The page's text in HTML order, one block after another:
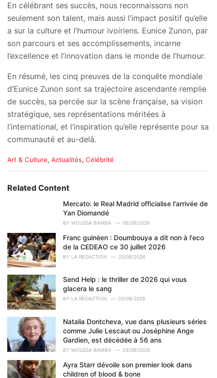
En célébrant ses succès, nous reconnaissons non
seulement son talent, mais aussi l’impact positif qu’elle
a sur la culture et l’humour ivoiriens. Eunice Zunon, par
son parcours et ses accomplissements, incarne
l’excellence et l’innovation dans le monde de l’humour.
En résumé, les cinq preuves de la conquête mondiale
d’Eunice Zunon sont sa trajectoire ascendante remplie
de succès, sa percée sur la scène française, sa vision
stratégique, ses représentations méritées à
l’international, et l’inspiration qu’elle représente pour sa
communauté et au-delà.
C
e
s
:
Art & Culture, Actualités, Célébrité
Related Content
Mercato: le Real Madrid officialise l'arrivée de
Yan Diomandé
BY MOUSSA BAMBA 06/08/2026
Franc guinéen : Doumbouya a dit non à l'eco
de la CEDEAO ce 30 juillet 2026
BY LA REDACTION 03/08/2026
Send Help : le thriller de 2026 qui vous
glacera le sang
BY LA REDACTION 03/08/2026
Natalia Dontcheva, vue dans plusieurs séries
comme Julie Lescaut ou Joséphine Ange
Gardien, est décédée à 56 ans
BY MOUSSA BAMBA 03/08/2026
Ayra Starr dévoile son premier look dans
children of blood & bone